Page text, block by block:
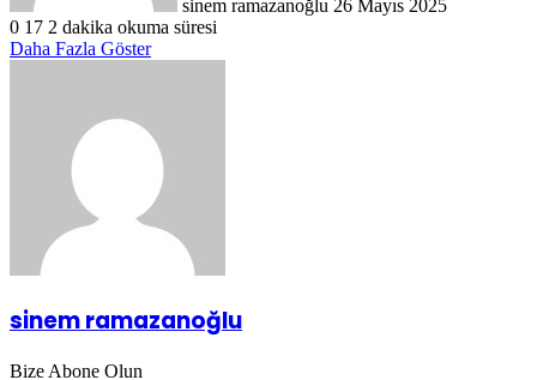
sinem ramazanoğlu 26 Mayıs 2025
0 17 2 dakika okuma süresi
Daha Fazla Göster
sinem ramazanoğlu
Bize Abone Olun